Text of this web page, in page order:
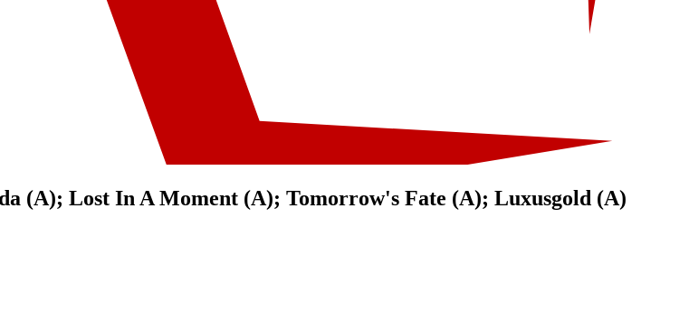
(A); Lost In A Moment (A); Tomorrow's Fate (A); Luxusgold (A)